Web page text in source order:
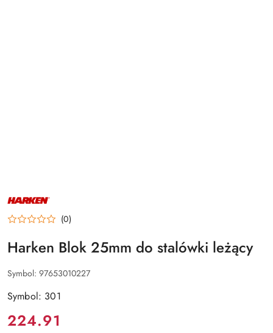
NAZWA
PRODUCENTA:
HARKEN (0)
Harken Blok 25mm do stalówki leżący
Symbol: 97653010227
Symbol: 301
Cena:
224.91